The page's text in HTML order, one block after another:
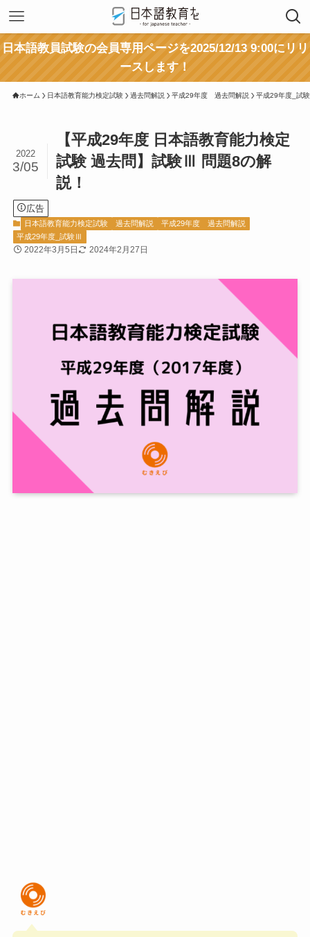
日本語教員試験の会員専用ページを2025/12/13 9:00にリリ
ースします！
ホーム 日本語教育能力検定試験 過去問解説 平成29年度 過去問解説 平成29年度_試
【平成29年度 日本語教育能力検定
試験 過去問】試験Ⅲ 問題8の解
説！
2022
3/05
広告
日本語教育能力検定試験 過去問解説
平成29年度 過去問解説
平成29年度_試験Ⅲ
2022年3月5日 2024年2月27日